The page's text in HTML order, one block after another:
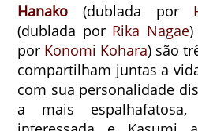
Hanako (dublada por
(dublada por Rika Nagae)
por Konomi Kohara) são
compartilham juntas a
com sua personalidade
a mais